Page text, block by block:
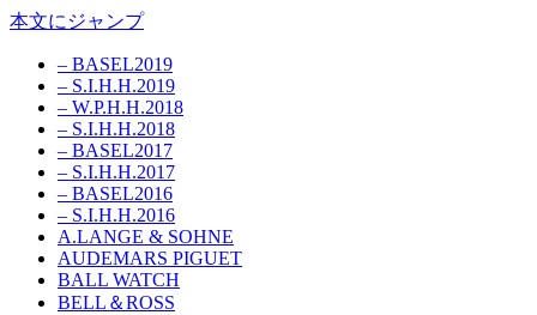
本文にジャンプ
– BASEL2019
– S.I.H.H.2019
– W.P.H.H.2018
– S.I.H.H.2018
– BASEL2017
– S.I.H.H.2017
– BASEL2016
– S.I.H.H.2016
A.LANGE & SOHNE
AUDEMARS PIGUET
BALL WATCH
BELL＆ROSS